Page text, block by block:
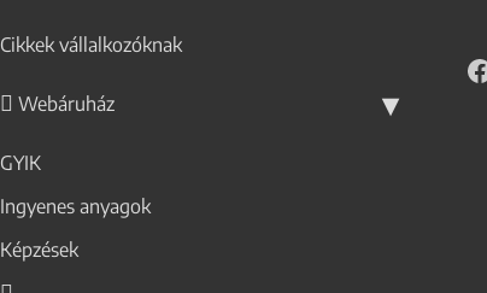
Cikkek vállalkozóknak
Webáruház
GYIK
Ingyenes anyagok
Képzések